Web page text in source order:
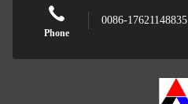
Phone
0086-17621148835